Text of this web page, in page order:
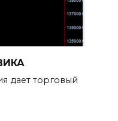
дает торговый